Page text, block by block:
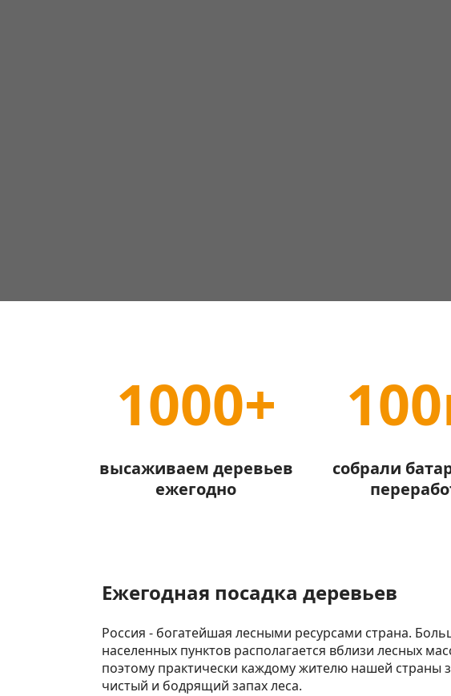
1000+
высаживаем деревьев
ежегодно
собрали
Ежегодная посадка деревьев
Россия - богатейшая лесными ресурсами страна.
населенных пунктов располагается вблизи лесных
поэтому практически каждому жителю нашей страны
чистый и бодрящий запах леса.